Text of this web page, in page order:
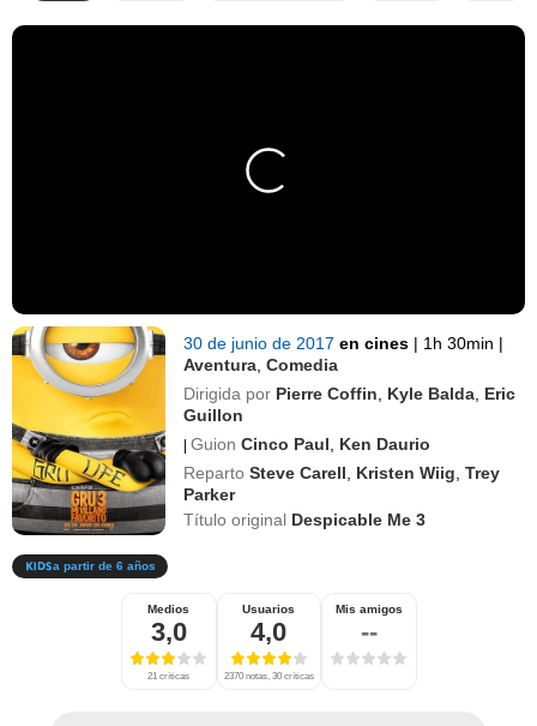
30 de junio de 2017en cines | 1h 30min |
Aventura ,Comedia
Dirigida por Pierre Coffin Kyle Balda Eric
Guillon
| Guion Cinco Paul
Ken Daurio
Reparto Steve Carell Kristen Wiig ,Trey
Parker
Título original Despicable Me 3
a partir de 6 años
Medios
3,0
21 críticas
Usuarios
4,0
2370 notas, 30 críticas
Mis amigos
--